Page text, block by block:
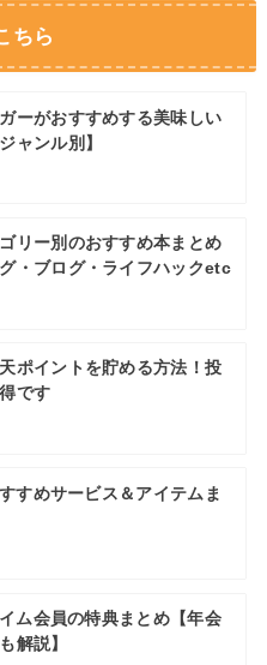
ちら
ーがおすすめする美味しい
ャンル別】
ゴリー別のおすすめ本まとめ
グ・ブログ・ライフハックetc
天ポイントを貯める方法！投
です
すめサービス＆アイテムま
ム会員の特典まとめ【年会
解説】